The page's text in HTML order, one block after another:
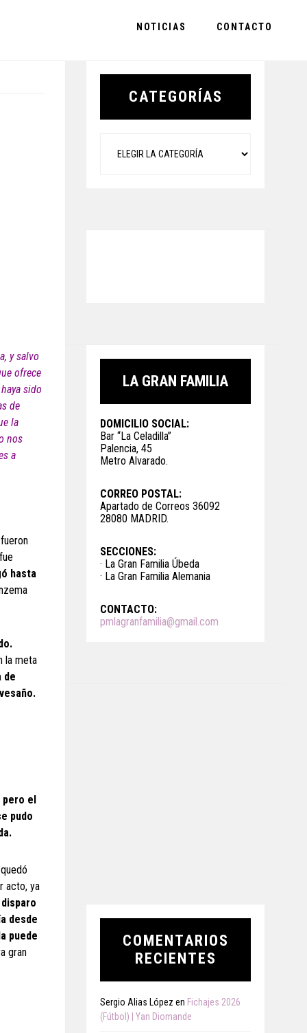
NOTICIAS CONTACTO
y salvo
ofrece
sido
de
la
nos
a
hasta
la meta
de
pero el
pudo
acto, ya
desde
puede
gran
Primary
CATEGORÍAS
LA GRAN FAMILIA
DOMICILIO SOCIAL:
Bar “La Celadilla”
Palencia, 45
Metro Alvarado.
CORREO POSTAL:
Apartado de Correos 36092
28080 MADRID.
SECCIONES:
· La Gran Familia Úbeda
· La Gran Familia Alemania
CONTACTO:
pmlagranfamilia@gmail.com
COMENTARIOS
RECIENTES
Sergio Alias López en Fichajes 2026
(Fútbol) | Yan Diomande